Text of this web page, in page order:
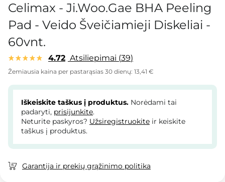
Celimax - Ji.Woo.Gae BHA Peeling
Pad - Veido Šveičiamieji Diskeliai -
60vnt.
4.72 Atsiliepimai 39
Žemiausia kaina per pastarąsias 30 dienų: 13,41 €
Iškeiskite taškus į produktus. Norėdami tai
padaryti, prisijunkite.
Neturite paskyros? Užsiregistruokite ir keiskite
taškus į produktus.
Garantija ir prekių grąžinimo politika